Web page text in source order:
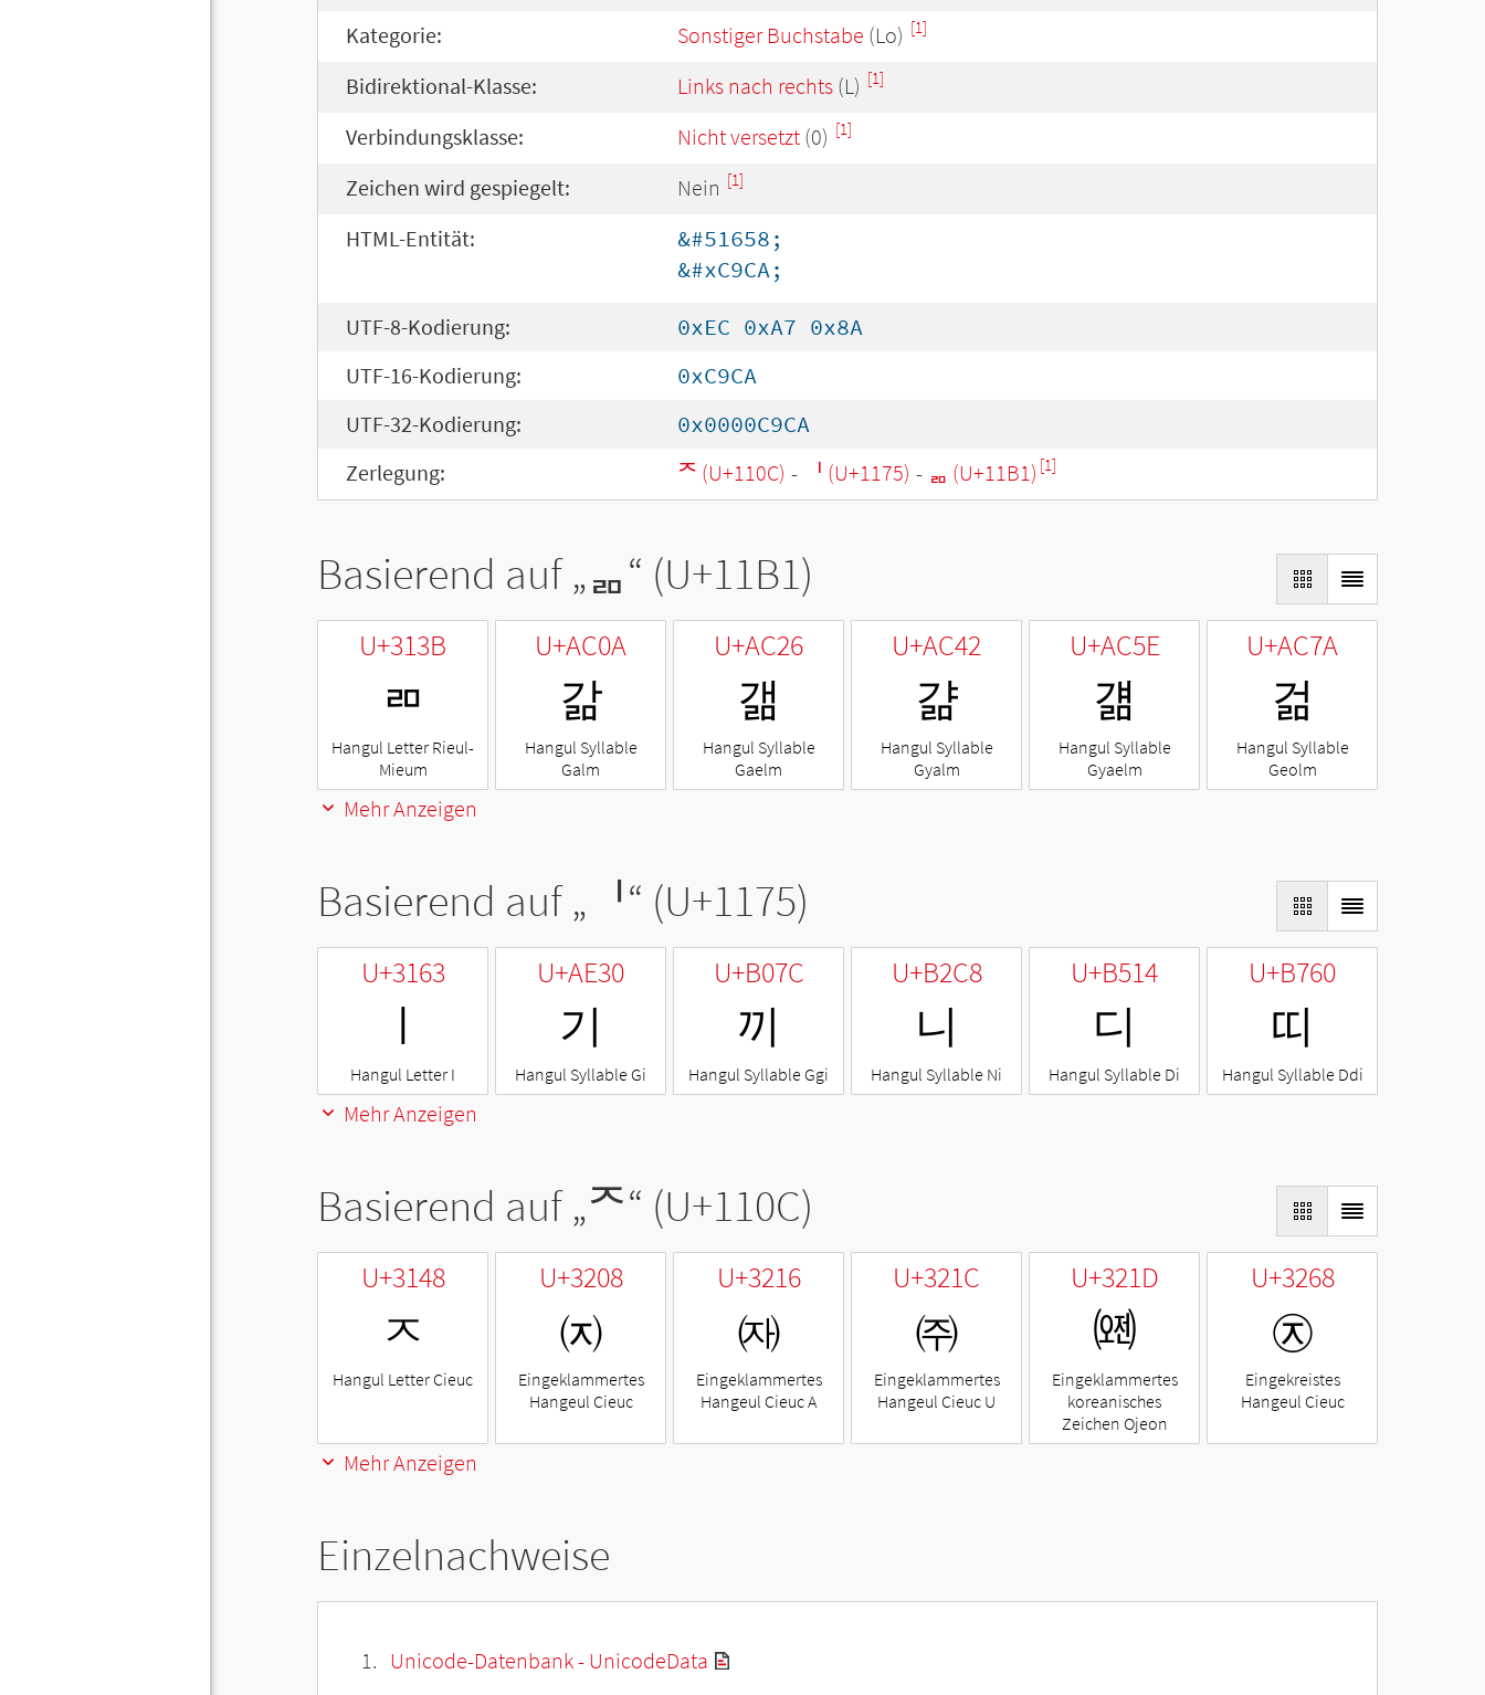
Kategorie: Sonstiger Buchstabe (Lo) [1]
Bidirektional-Klasse: Links nach rechts (L) [1]
Verbindungsklasse: Nicht versetzt (0) [1]
Zeichen wird gespiegelt: Nein [1]
HTML-Entität:
&#51658;
&#xC9CA;
UTF-8-Kodierung:
0xEC 0xA7 0x8A
UTF-16-Kodierung:
0xC9CA
UTF-32-Kodierung:
0x0000C9CA
Zerlegung:
ᄌ (U+110C) - ᅵ (U+1175) - ᆱ (U+11B1) [1]
Basierend auf „ᆱ“ (U+11B1)
U+313B
ㄻ
Hangul Letter Rieul-
Mieum
U+AC0A
갊
Hangul Syllable
Galm
U+AC26
갦
Hangul Syllable
Gaelm
U+AC42
걂
Hangul Syllable
Gyalm
U+AC5E
걞
Hangul Syllable
Gyaelm
U+AC7A
걺
Hangul Syllable
Geolm
Mehr Anzeigen
Basierend auf „ ᅵ“ (U+1175)
U+3163
ㅣ
Hangul Letter I
U+AE30
기
Hangul Syllable Gi
U+B07C
끼
Hangul Syllable Ggi
U+B2C8
니
Hangul Syllable Ni
U+B514
디
Hangul Syllable Di
U+B760
띠
Hangul Syllable Ddi
Mehr Anzeigen
Basierend auf „ᄌ“ (U+110C)
U+3148
ㅈ
Hangul Letter Cieuc
U+3208
㈈
Eingeklammertes
Hangeul Cieuc
U+3216
㈖
Eingeklammertes
Hangeul Cieuc A
U+321C
㈜
Eingeklammertes
Hangeul Cieuc U
U+321D
㈝
Eingeklammertes
koreanisches
Zeichen Ojeon
U+3268
㉨
Eingekreistes
Hangeul Cieuc
Mehr Anzeigen
Einzelnachweise
Unicode-Datenbank - UnicodeData